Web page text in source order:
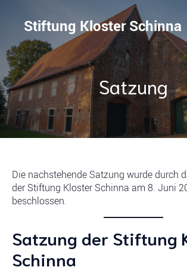
Stiftung Kloster Schinna
Satzung
Die nachstehende Satzung wurde durch
der Stiftung Kloster Schinna am 8. Juni
beschlossen.
Satzung der Stiftung
Schinna